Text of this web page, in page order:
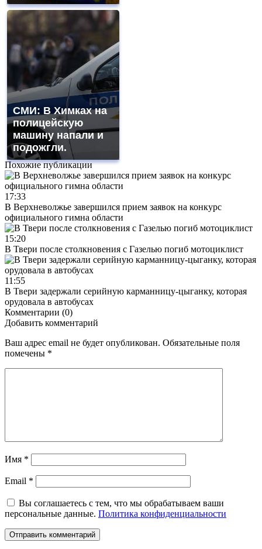
СМИ: В Химках на
полицейскую
машину напали и
подожгли.
Похожие публикации
17:33
В Верхневолжье завершился прием заявок на конкурс
официального гимна области
15:20
В Твери после столкновения с Газелью погиб мотоциклист
11:55
В Твери задержали серийную карманницу-цыганку, которая
орудовала в автобусах
Комментарии (0)
Добавить комментарий
Ваш адрес email не будет опубликован. Обязательные поля
помечены *
Имя *
Email *
Вы соглашаетесь с тем, что мы обрабатываем ваши
персональные данные. Политика конфиденциальности